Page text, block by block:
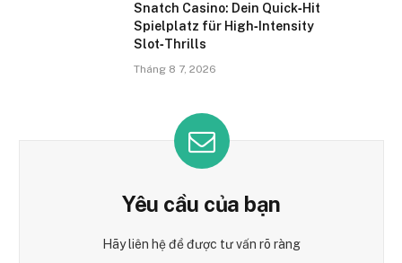
Snatch Casino: Dein Quick‑Hit
Spielplatz für High‑Intensity
Slot‑Thrills
Tháng 8 7, 2026
Yêu cầu của bạn
Hãy liên hệ để được tư vấn rõ ràng